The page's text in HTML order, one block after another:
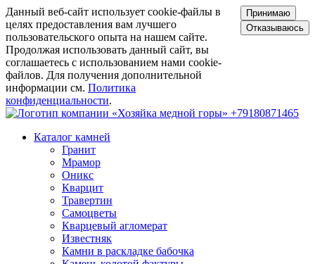
Данный веб-сайт использует cookie-файлы в
целях предоставления вам лучшего
пользовательского опыта на нашем сайте.
Продолжая использовать данный сайт, вы
соглашаетесь с использованием нами cookie-
файлов. Для получения дополнительной
информации см. Политика
конфиденциальности.
Принимаю
Отказываюсь
+79180871465
Каталог камней
Гранит
Мрамор
Оникс
Кварцит
Травертин
Самоцветы
Кварцевый агломерат
Известняк
Камни в раскладке бабочка